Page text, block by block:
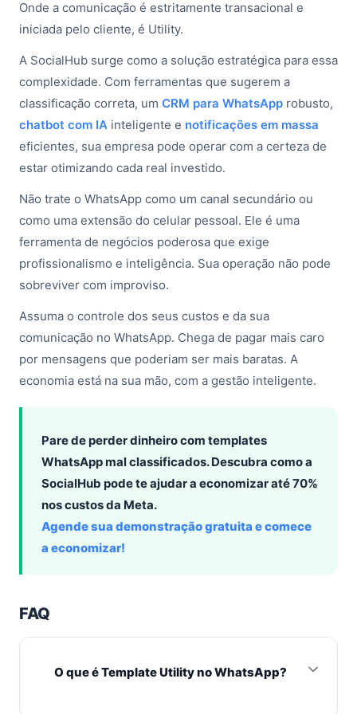
Onde a comunicação é estritamente transacional e
iniciada pelo cliente, é Utility.
A SocialHub surge como a solução estratégica para essa
complexidade. Com ferramentas que sugerem a
classificação correta, um CRM para WhatsApp robusto,
chatbot com IA inteligente e notificações em massa
eficientes, sua empresa pode operar com a certeza de
estar otimizando cada real investido.
Não trate o WhatsApp como um canal secundário ou
como uma extensão do celular pessoal. Ele é uma
ferramenta de negócios poderosa que exige
profissionalismo e inteligência. Sua operação não pode
sobreviver com improviso.
Assuma o controle dos seus custos e da sua
comunicação no WhatsApp. Chega de pagar mais caro
por mensagens que poderiam ser mais baratas. A
economia está na sua mão, com a gestão inteligente.
Pare de perder dinheiro com templates
WhatsApp mal classificados. Descubra como a
SocialHub pode te ajudar a economizar até 70%
nos custos da Meta.
Agende sua demonstração gratuita e comece
a economizar!
FAQ
O que é Template Utility no WhatsApp?